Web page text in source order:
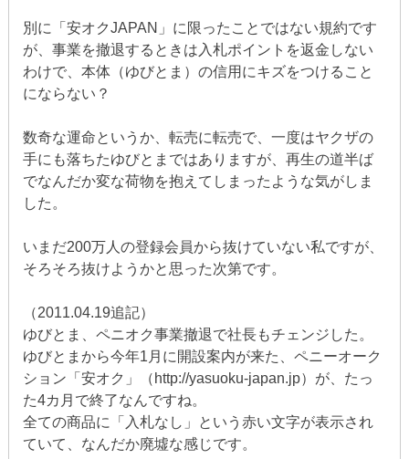
別に「安オクJAPAN」に限ったことではない規約です
が、事業を撤退するときは入札ポイントを返金しない
わけで、本体（ゆびとま）の信用にキズをつけること
にならない？
数奇な運命というか、転売に転売で、一度はヤクザの
手にも落ちたゆびとまではありますが、再生の道半ば
でなんだか変な荷物を抱えてしまったような気がしま
した。
いまだ200万人の登録会員から抜けていない私ですが、
そろそろ抜けようかと思った次第です。
（2011.04.19追記）
ゆびとま、ペニオク事業撤退で社長もチェンジした。
ゆびとまから今年1月に開設案内が来た、ペニーオーク
ション「安オク」（http://yasuoku-japan.jp）が、たっ
た4カ月で終了なんですね。
全ての商品に「入札なし」という赤い文字が表示され
ていて、なんだか廃墟な感じです。